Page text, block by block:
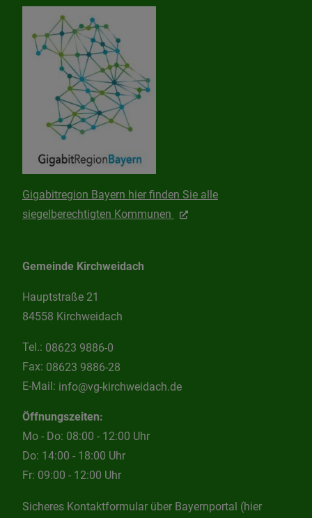
Gigabitregion Bayern hier finden Sie alle
siegelberechtigten Kommunen
Gemeinde Kirchweidach
Hauptstraße 21
84558 Kirchweidach
Tel.: 08623 9886-0
Fax: 08623 9886-28
E-Mail: info@vg-kirchweidach.de
Öffnungszeiten:
Mo - Do: 08:00 - 12:00 Uhr
Do: 14:00 - 18:00 Uhr
Fr: 09:00 - 12:00 Uhr
Sicheres Kontaktformular über Bayernportal (hier